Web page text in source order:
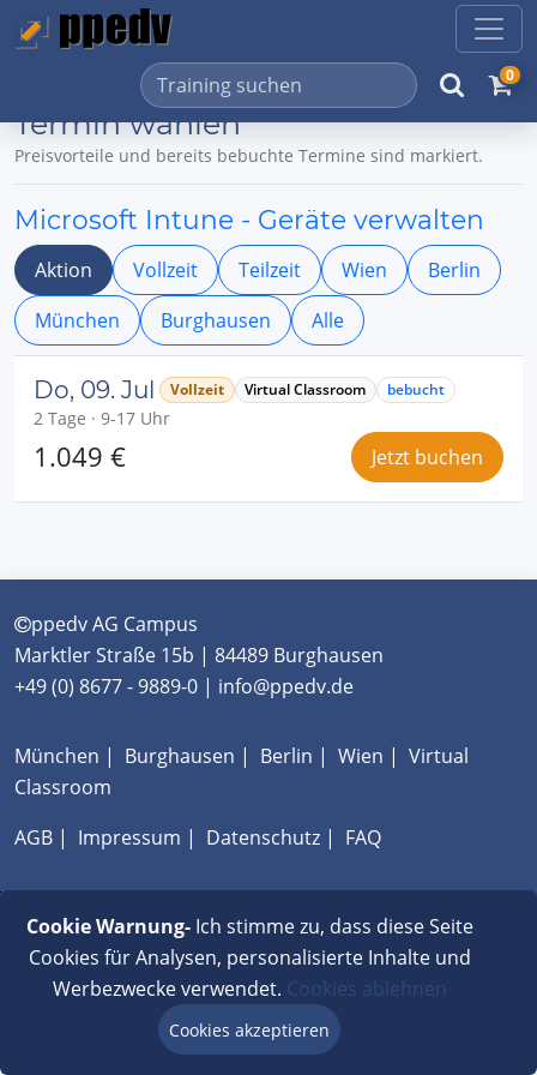
0
Termin wählen
Preisvorteile und bereits bebuchte Termine sind markiert.
Microsoft Intune - Geräte verwalten
Aktion Vollzeit Teilzeit Wien
Berlin
München
Burghausen Alle
Do, 09. Jul Vollzeit Virtual Classroom bebucht
2 Tage · 9-17 Uhr
1.049 € Jetzt buchen
ppedv AG Campus
Marktler Straße 15b | 84489 Burghausen
+49 (0) 8677 - 9889-0 | info@ppedv.de
München | Burghausen | Berlin | Wien | Virtual
Classroom
AGB | Impressum | Datenschutz | FAQ
Cookie Warnung-Ich stimme zu, dass diese Seite
Cookies für Analysen, personalisierte Inhalte und
Werbezwecke verwendet. Cookies ablehnen
Cookies akzeptieren